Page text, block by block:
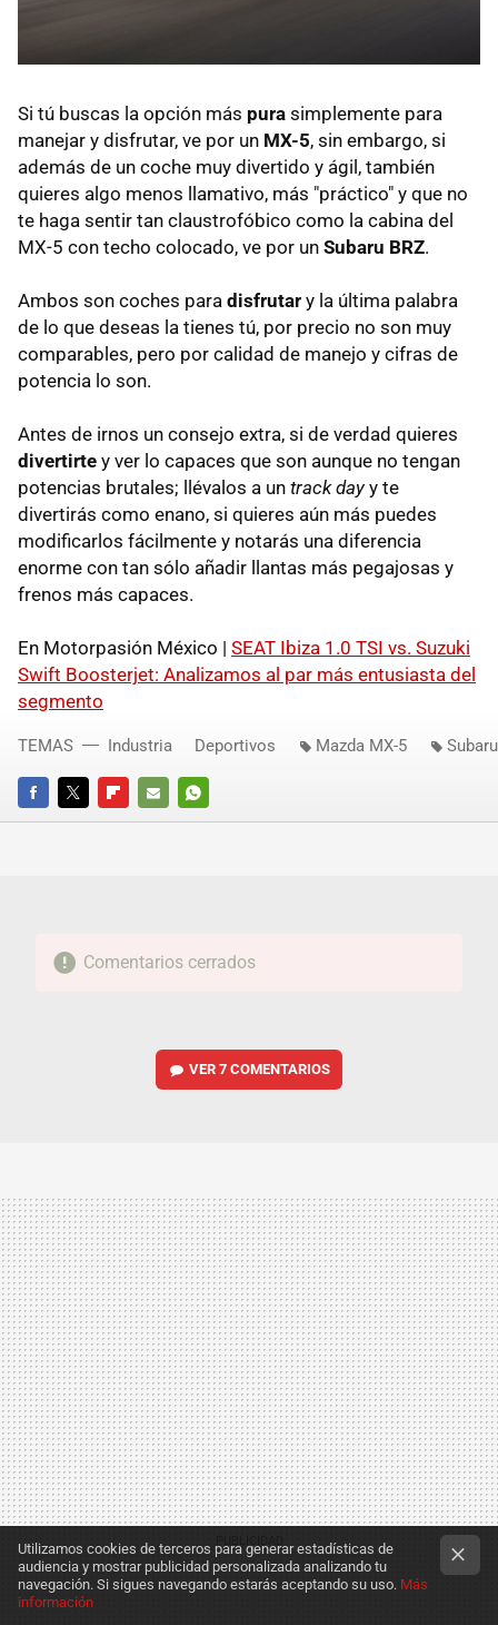
Si tú buscas la opción más pura simplemente para
manejar y disfrutar, ve por un MX-5, sin embargo, si
además de un coche muy divertido y ágil, también
quieres algo menos llamativo, más "práctico" y que no
te haga sentir tan claustrofóbico como la cabina del
MX-5 con techo colocado, ve por un Subaru BRZ.
Ambos son coches para disfrutar y la última palabra
de lo que deseas la tienes tú, por precio no son muy
comparables, pero por calidad de manejo y cifras de
potencia lo son.
Antes de irnos un consejo extra, si de verdad quieres
divertirte y ver lo capaces que son aunque no tengan
potencias brutales; llévalos a un track dayy te
divertirás como enano, si quieres aún más puedes
modificarlos fácilmente y notarás una diferencia
enorme con tan sólo añadir llantas más pegajosas y
frenos más capaces.
En Motorpasión México | SEAT Ibiza 1.0 TSI vs. Suzuki
Swift Boosterjet: Analizamos al par más entusiasta del
segmento
FACEBOOKTWITTERFLIPBOARD
E-
WHATSAPP
TEMAS Industria Deportivos Mazda MX-5
Comentarios cerrados
VER7 COMENTARIOS
Utilizamos cookies de terceros para generar estadísticas de
audiencia y mostrar publicidad personalizada analizando tu
navegación. Si sigues navegando estarás aceptando su uso. Más
información